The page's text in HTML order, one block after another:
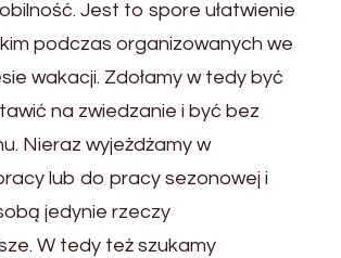
Jest to spore ułatwienie
podczas organizowanych we
wakacji. Zdołamy w tedy być
na zwiedzanie i być bez
Nieraz wyjeżdżamy w
lub do pracy sezonowej i
jedynie rzeczy
W tedy też szukamy